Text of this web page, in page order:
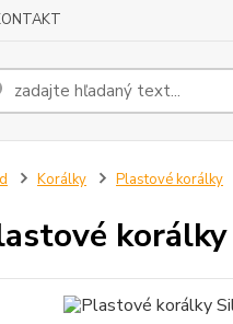
Korálky Plastové korálky